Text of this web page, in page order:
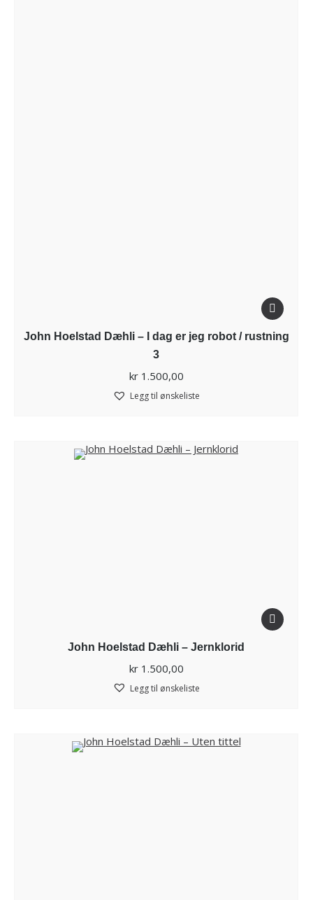
John Hoelstad Dæhli – I dag er jeg robot / rustning
3
kr1.500,00
Legg til ønskeliste
John Hoelstad Dæhli – Jernklorid
kr1.500,00
Legg til ønskeliste